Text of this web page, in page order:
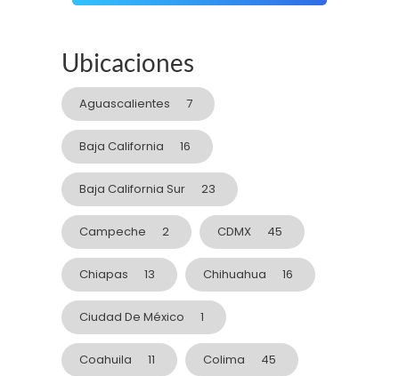
Ubicaciones
Aguascalientes 7
Baja California 16
Baja California Sur 23
Campeche 2 CDMX 45
Chiapas 13 Chihuahua 16
Ciudad De México 1
Coahuila 11 Colima 45